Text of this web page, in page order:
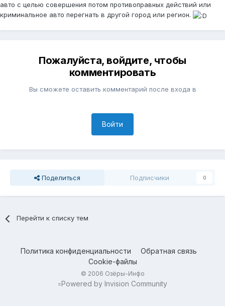
авто с целью совершения потом противоправных действий или
криминальное авто перегнать в другой город или регион.
Пожалуйста, войдите, чтобы
комментировать
Вы сможете оставить комментарий после входа в
Войти
Поделиться Подписчики 0
Перейти к списку тем
Политика конфиденциальности
Обратная связь
Cookie-файлы
© 2006 Озёры-Инфо
=Powered by Invision Community